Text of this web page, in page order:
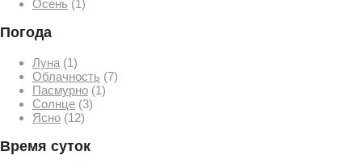
Осень (1)
Погода
Луна (1)
Облачность (7)
Пасмурно (1)
Солнце (3)
Ясно (12)
Время суток